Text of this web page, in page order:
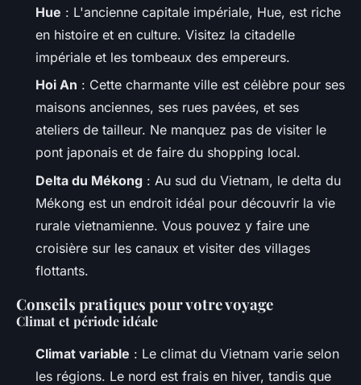
Hue : L'ancienne capitale impériale, Hue, est riche
en histoire et en culture. Visitez la citadelle
impériale et les tombeaux des empereurs.
Hoi An : Cette charmante ville est célèbre pour ses
maisons anciennes, ses rues pavées, et ses
ateliers de tailleur. Ne manquez pas de visiter le
pont japonais et de faire du shopping local.
Delta du Mékong : Au sud du Vietnam, le delta du
Mékong est un endroit idéal pour découvrir la vie
rurale vietnamienne. Vous pouvez y faire une
croisière sur les canaux et visiter des villages
flottants.
Conseils pratiques pour votre voyage
Climat et période idéale
Climat variable : Le climat du Vietnam varie selon
les régions. Le nord est frais en hiver, tandis que